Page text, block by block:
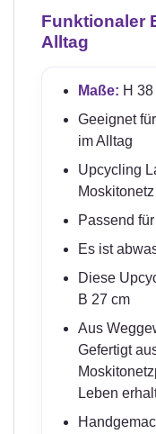
Funktionaler
Alltag
Maße: H
Geeignet
im Alltag
Upcycling
Moskitonetz
Passend
Es ist
Diese
B 27 cm
Aus
Gefertigt
Leben